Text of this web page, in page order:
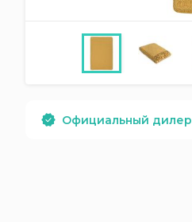
Официальный дилер